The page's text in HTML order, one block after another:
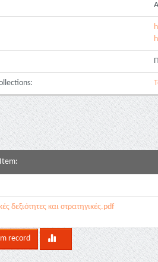
δεξιότητες και στρατηγικές.pdf
record